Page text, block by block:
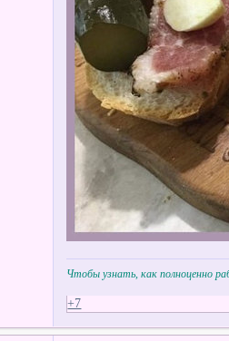
Чтобы узнать, как полноценно
+7